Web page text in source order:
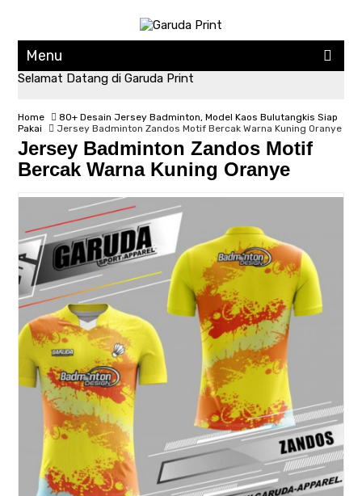
Menu
Selamat Datang di Garuda Print
Home
80+ Desain Jersey Badminton, Model Kaos Bulutangkis Siap
Pakai
Jersey Badminton Zandos Motif Bercak Warna Kuning Oranye
Jersey Badminton Zandos Motif
Bercak Warna Kuning Oranye